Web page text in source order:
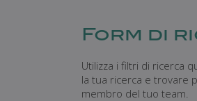
Form di
Utilizza i filtri di ricerca
la tua ricerca e trovare
membro del tuo team.